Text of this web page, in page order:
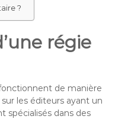
?
régie
de manière
les éditeurs ayant un
spécialisés dans des